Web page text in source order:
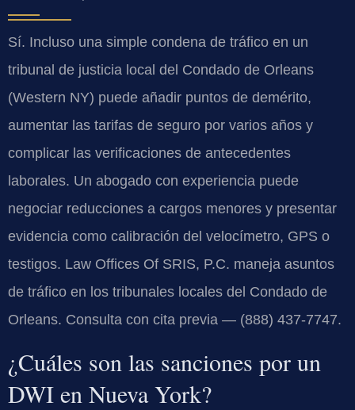
Sí. Incluso una simple condena de tráfico en un
tribunal de justicia local del Condado de Orleans
(Western NY) puede añadir puntos de demérito,
aumentar las tarifas de seguro por varios años y
complicar las verificaciones de antecedentes
laborales. Un abogado con experiencia puede
negociar reducciones a cargos menores y presentar
evidencia como calibración del velocímetro, GPS o
testigos. Law Offices Of SRIS, P.C. maneja asuntos
de tráfico en los tribunales locales del Condado de
Orleans. Consulta con cita previa — (888) 437-7747.
¿Cuáles son las sanciones por un
DWI en Nueva York?